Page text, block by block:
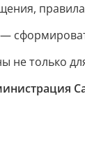
не только